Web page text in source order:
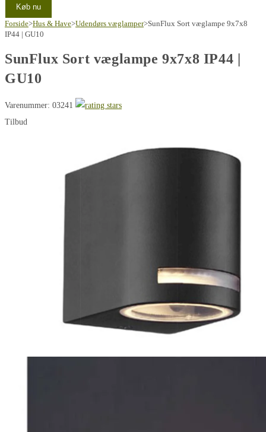
Køb nu
Forside>Hus & Have>Udendørs væglamper>SunFlux Sort væglampe 9x7x8
IP44 | GU10
SunFlux Sort væglampe 9x7x8 IP44 |
GU10
Varenummer: 03241
Tilbud